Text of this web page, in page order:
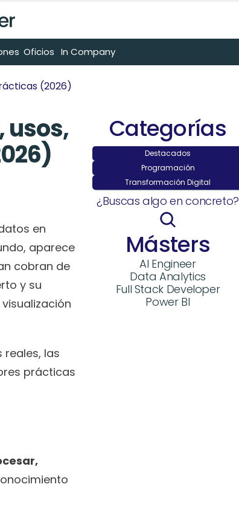
(2026)
usos,
en
aparece
cobran de
y su
reales, las
prácticas
Categorías
Destacados
Programación
Transformación Digital
¿Buscas algo en concreto?
Másters
AI Engineer
Data Analytics
Full Stack Developer
Power BI
Oficios In Company